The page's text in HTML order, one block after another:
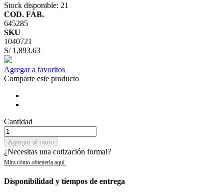
Stock disponible: 21
COD. FAB.
645285
SKU
1040721
S/ 1,893.63
Agregar a favoritos
Comparte este producto
Cantidad
Agregar al carro
¿Necesitas una cotización formal?
Disponibilidad y tiempos de entrega